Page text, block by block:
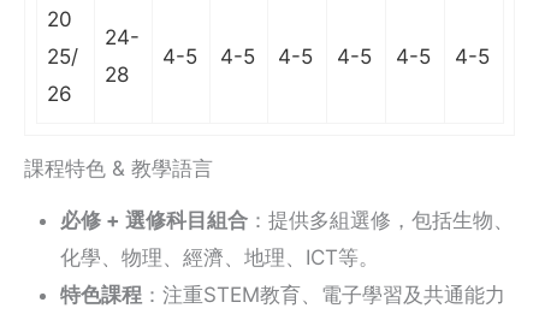
20
25/
26
24-
28
4-5 4-5 4-5 4-5 4-5 4-5
課程特色 & 教學語言
必修 + 選修科目組合 ：提供多組選修，包括生物、
化學、物理、經濟、地理、ICT等。
特色課程 ：注重STEM教育、電子學習及共通能力